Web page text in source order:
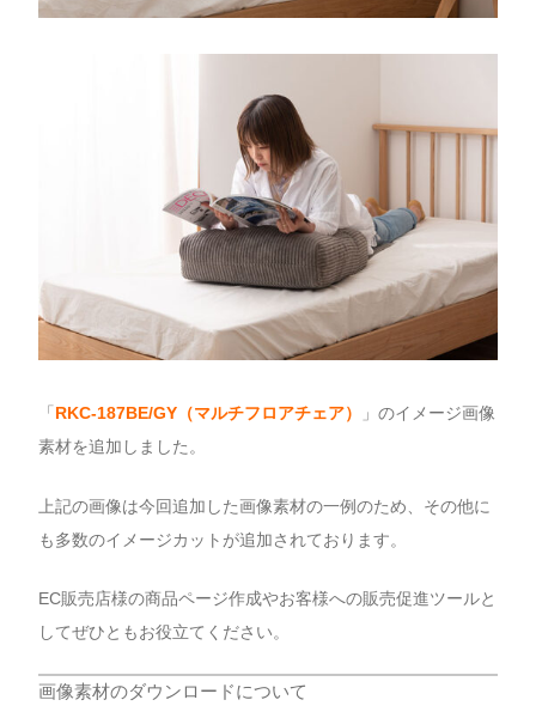
「 RKC-187BE/GY（マルチフロアチェア）
」のイメージ画像
素材を追加しました。
上記の画像は今回追加した画像素材の一例のため、その他に
も多数のイメージカットが追加されております。
EC販売店様の商品ページ作成やお客様への販売促進ツールと
してぜひともお役立てください。
画像素材のダウンロードについて